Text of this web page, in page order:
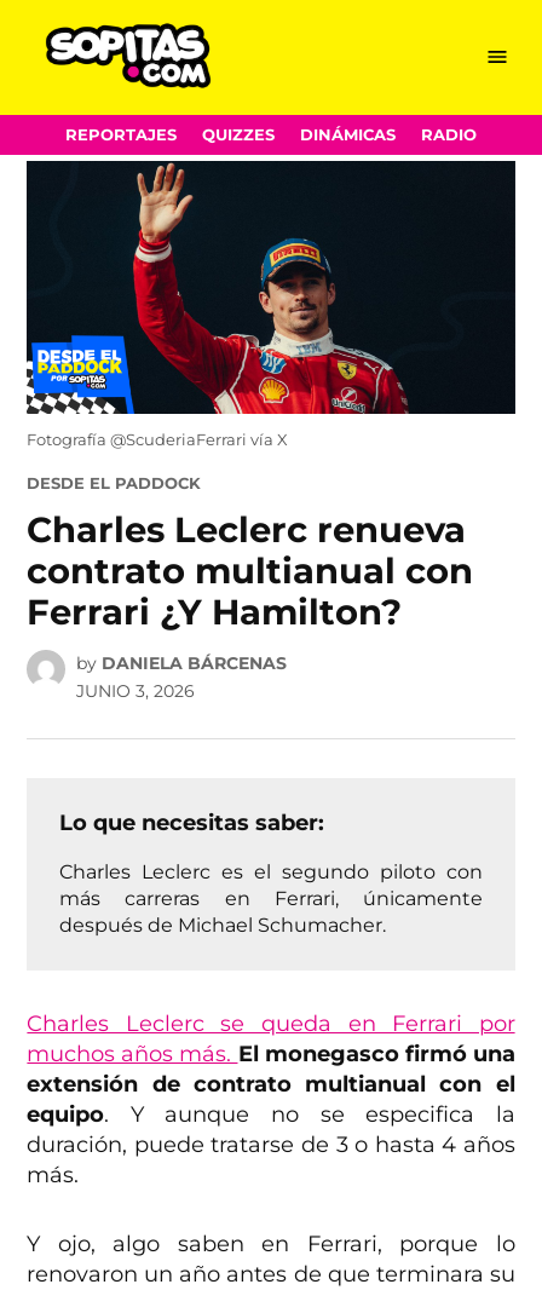
Skip
to
Menu
REPORTAJES QUIZZES DINÁMICAS RADIO
Fotografía @ScuderiaFerrari vía X
POSTED
DESDE EL PADDOCK
Charles Leclerc renueva
contrato multianual con
Ferrari ¿Y Hamilton?
by DANIELA BÁRCENAS
JUNIO 3, 2026
Lo que necesitas saber:
Charles Leclerc es el segundo piloto con
más carreras en Ferrari, únicamente
después de Michael Schumacher.
Charles Leclerc se queda en Ferrari por
muchos años más. El monegasco firmó una
extensión de contrato multianual con el
equipo. Y aunque no se especifica la
duración, puede tratarse de 3 o hasta 4 años
más.
Y ojo, algo saben en Ferrari, porque lo
renovaron un año antes de que terminara su